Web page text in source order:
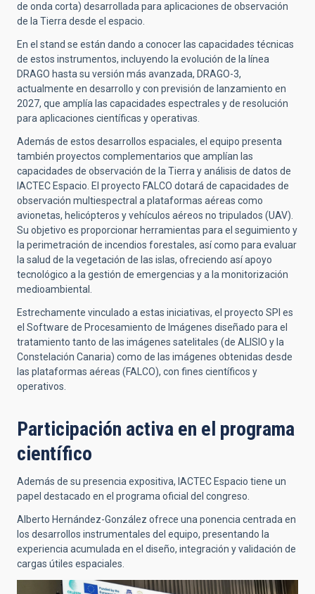
de onda corta) desarrollada para aplicaciones de observación
de la Tierra desde el espacio.
En el stand se están dando a conocer las capacidades técnicas
de estos instrumentos, incluyendo la evolución de la línea
DRAGO hasta su versión más avanzada, DRAGO-3,
actualmente en desarrollo y con previsión de lanzamiento en
2027, que amplía las capacidades espectrales y de resolución
para aplicaciones científicas y operativas.
Además de estos desarrollos espaciales, el equipo presenta
también proyectos complementarios que amplían las
capacidades de observación de la Tierra y análisis de datos de
IACTEC Espacio. El proyecto FALCO dotará de capacidades de
observación multiespectral a plataformas aéreas como
avionetas, helicópteros y vehículos aéreos no tripulados (UAV).
Su objetivo es proporcionar herramientas para el seguimiento y
la perimetración de incendios forestales, así como para evaluar
la salud de la vegetación de las islas, ofreciendo así apoyo
tecnológico a la gestión de emergencias y a la monitorización
medioambiental.
Estrechamente vinculado a estas iniciativas, el proyecto SPI es
el Software de Procesamiento de Imágenes diseñado para el
tratamiento tanto de las imágenes satelitales (de ALISIO y la
Constelación Canaria) como de las imágenes obtenidas desde
las plataformas aéreas (FALCO), con fines científicos y
operativos.
Participación activa en el programa
científico
Además de su presencia expositiva, IACTEC Espacio tiene un
papel destacado en el programa oficial del congreso.
Alberto Hernández-González ofrece una ponencia centrada en
los desarrollos instrumentales del equipo, presentando la
experiencia acumulada en el diseño, integración y validación de
cargas útiles espaciales.